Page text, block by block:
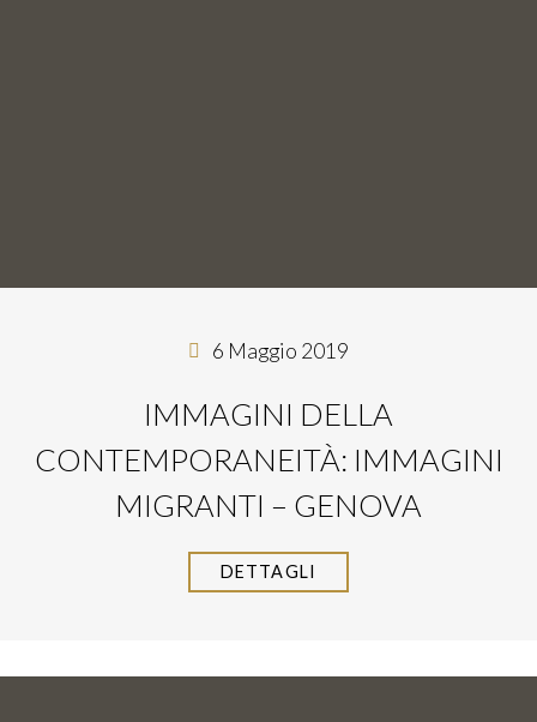
6 Maggio 2019
IMMAGINI DELLA
CONTEMPORANEITÀ: IMMAGINI
MIGRANTI – GENOVA
DETTAGLI